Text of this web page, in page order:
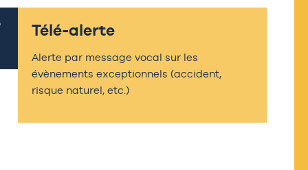
Télé-alerte
Alerte par message vocal sur les
évènements exceptionnels (accident,
risque naturel, etc.)